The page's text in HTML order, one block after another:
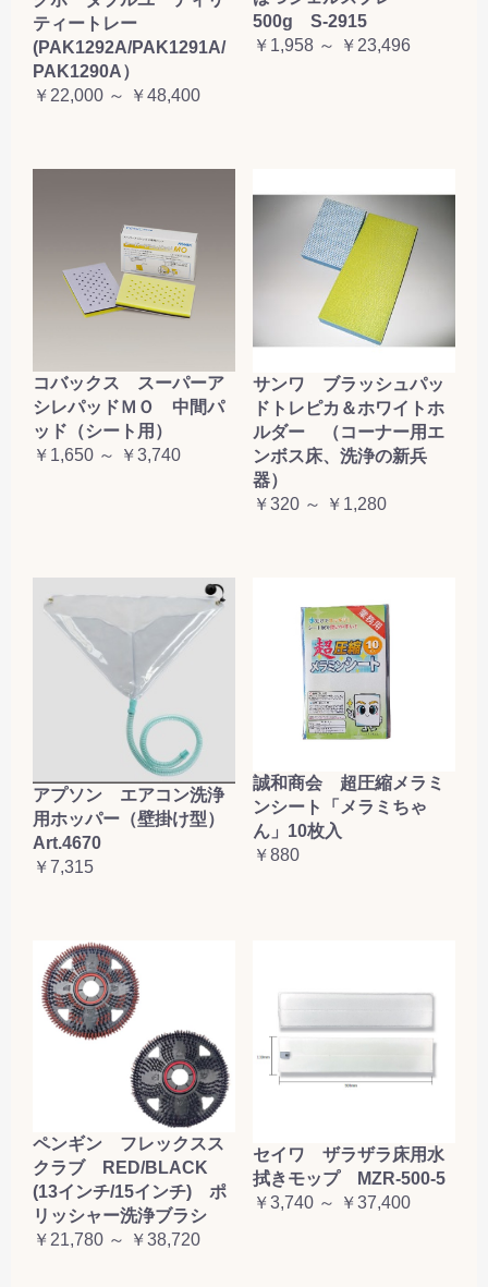
ティートレー
(PAK1292A/PAK1291A/
PAK1290A）
￥22,000 ～ ￥48,400
500g S-2915
￥1,958 ～ ￥23,496
コバックス スーパーア
シレパッドＭＯ 中間パ
ッド（シート用）
￥1,650 ～ ￥3,740
サンワ ブラッシュパッ
ドトレピカ＆ホワイトホ
ルダー （コーナー用エ
ンボス床、洗浄の新兵
器）
￥320 ～ ￥1,280
アプソン エアコン洗浄
用ホッパー（壁掛け型）
Art.4670
￥7,315
誠和商会 超圧縮メラミ
ンシート「メラミちゃ
ん」10枚入
￥880
ペンギン フレックスス
クラブ RED/BLACK
(13インチ/15インチ) ポ
リッシャー洗浄ブラシ
￥21,780 ～ ￥38,720
セイワ ザラザラ床用水
拭きモップ MZR-500-5
￥3,740 ～ ￥37,400